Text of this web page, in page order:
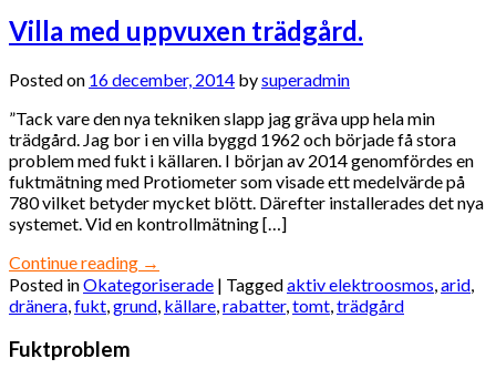
Villa med uppvuxen trädgård.
Posted on 16 december, 2014 bysuperadmin
”Tack vare den nya tekniken slapp jag gräva upp hela min
trädgård. Jag bor i en villa byggd 1962 och började få stora
problem med fukt i källaren. I början av 2014 genomfördes en
fuktmätning med Protiometer som visade ett medelvärde på
780 vilket betyder mycket blött. Därefter installerades det nya
systemet. Vid en kontrollmätning […]
Continue reading →
Posted inOkategoriserade | Taggedaktiv elektroosmos,arid,
dränera,fukt,grund, källare,rabatter,tomt,trädgård
Fuktproblem